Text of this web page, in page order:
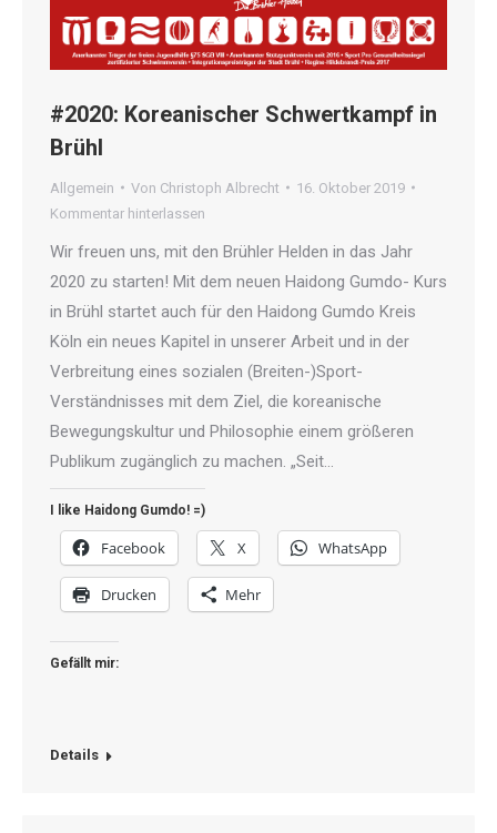
#2020: Koreanischer Schwertkampf in
Brühl
Allgemein Von Christoph Albrecht
16. Oktober 2019
Kommentar hinterlassen
Wir freuen uns, mit den Brühler Helden in das Jahr
2020 zu starten! Mit dem neuen Haidong Gumdo- Kurs
in Brühl startet auch für den Haidong Gumdo Kreis
Köln ein neues Kapitel in unserer Arbeit und in der
Verbreitung eines sozialen (Breiten-)Sport-
Verständnisses mit dem Ziel, die koreanische
Bewegungskultur und Philosophie einem größeren
Publikum zugänglich zu machen. „Seit…
I like Haidong Gumdo! =)
Facebook X WhatsApp
Drucken Mehr
Gefällt mir:
Details